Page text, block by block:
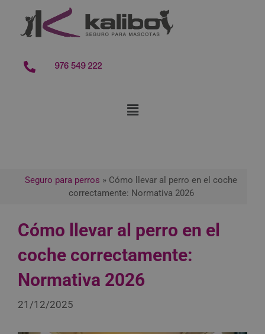
contenido
976 549 222
Seguro para perros » Cómo llevar al perro en el coche
correctamente: Normativa 2026
Cómo llevar al perro en el
coche correctamente:
Normativa 2026
21/12/2025